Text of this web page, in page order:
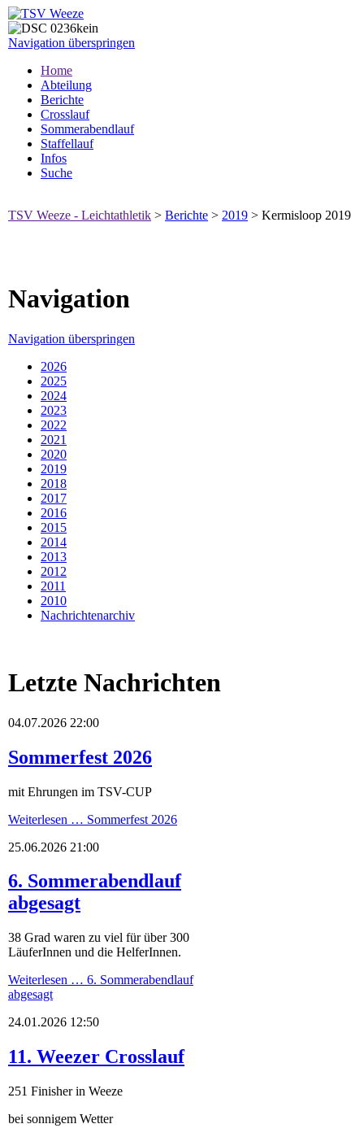
Navigation überspringen
Home
Abteilung
Berichte
Crosslauf
Sommerabendlauf
Staffellauf
Infos
Suche
TSV Weeze - Leichtathletik > Berichte > 2019 > Kermisloop 2019
Navigation
Navigation überspringen
2026
2025
2024
2023
2022
2021
2020
2019
2018
2017
2016
2015
2014
2013
2012
2011
2010
Nachrichtenarchiv
Letzte Nachrichten
04.07.2026 22:00
Sommerfest 2026
mit Ehrungen im TSV-CUP
Weiterlesen … Sommerfest 2026
25.06.2026 21:00
6. Sommerabendlauf
abgesagt
38 Grad waren zu viel für über 300
LäuferInnen und die HelferInnen.
Weiterlesen … 6. Sommerabendlauf
abgesagt
24.01.2026 12:50
11. Weezer Crosslauf
251 Finisher in Weeze
bei sonnigem Wetter